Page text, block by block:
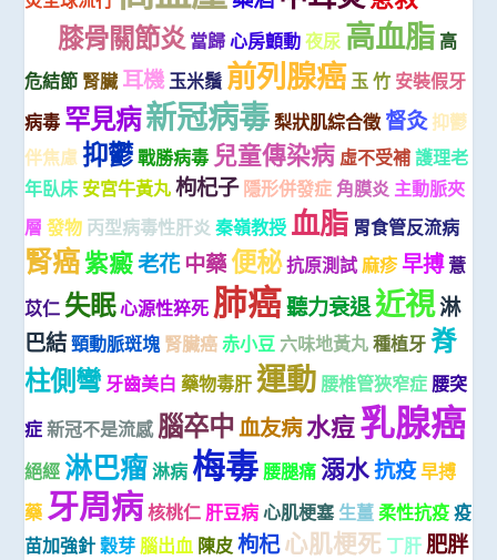
膝骨關節炎 當歸 心房顫動 夜尿 高血脂 高
危結節 腎臟 耳機玉米鬚 前列腺癌 玉 竹 安裝假牙
病毒 罕見病新冠病毒 梨狀肌綜合徵 督灸 抑鬱
伴焦慮 抑鬱戰勝病毒 兒童傳染病 虛不受補 護理老
年臥床 安宮牛黃丸 枸杞子 隱形併發症 角膜炎 主動脈夾
層 發物 丙型病毒性肝炎 秦嶺教授 血脂 胃食管反流病
腎癌紫癜老花中藥便秘抗原測試 麻疹 早搏薏
苡仁 失眠心源性猝死 肺癌聽力衰退近視淋
巴結頸動脈斑塊 腎臟癌 赤小豆 六味地黃丸 種植牙 脊
柱側彎牙齒美白 藥物毒肝 運動 腰椎管狹窄症 腰突
症 新冠不是流感 腦卒中 血友病水痘乳腺癌
絕經 淋巴瘤 淋病 梅毒 腰腿痛 溺水抗疫早搏
藥 牙周病 核桃仁 肝豆病 心肌梗塞 生薑 柔性抗疫 疫
苗加強針 穀芽 腦出血 陳皮 枸杞心肌梗死 丁肝 肥胖